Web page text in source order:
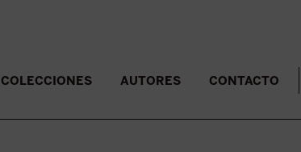
COLECCIONES AUTORES CONTACTO